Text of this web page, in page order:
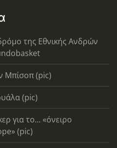
της Εθνικής Ανδρών
Μπίσοπ (pic)
(pic)
για το... «όνειρο
(pic)